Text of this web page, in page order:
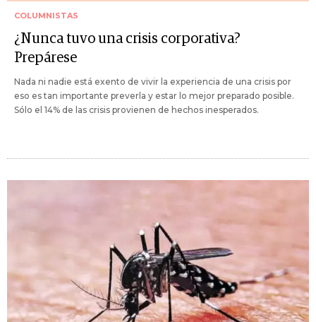
COLUMNISTAS
¿Nunca tuvo una crisis corporativa?
Prepárese
Nada ni nadie está exento de vivir la experiencia de una crisis por
eso es tan importante preverla y estar lo mejor preparado posible.
Sólo el 14% de las crisis provienen de hechos inesperados.